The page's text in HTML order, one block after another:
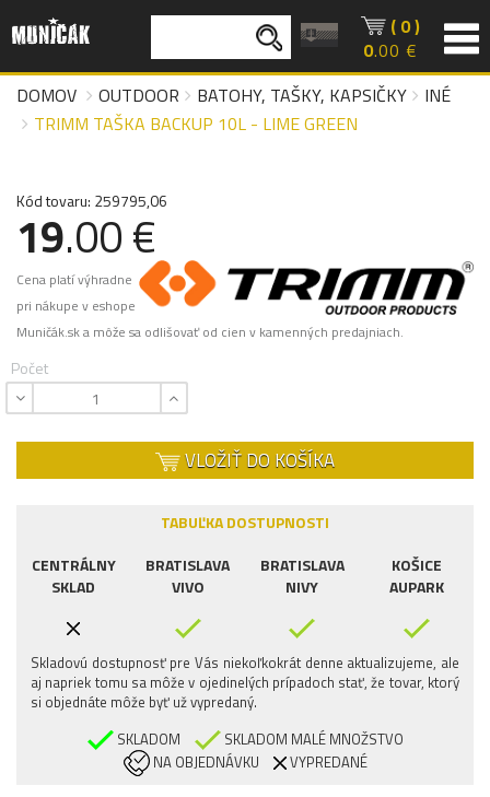
( 0 )
0.00 €
DOMOV
OUTDOOR BATOHY, TAŠKY, KAPSIČKY
INÉ
TRIMM TAŠKA BACKUP 10L - LIME GREEN
Kód tovaru: 259795,06
19.00 €
Cena platí výhradne
pri nákupe v eshope
Muničák.sk a môže sa odlišovať od cien v kamenných predajniach.
Počet
VLOŽIŤ DO KOŠÍKA
TABUĽKA DOSTUPNOSTI
CENTRÁLNY
SKLAD
BRATISLAVA
VIVO
BRATISLAVA
NIVY
KOŠICE
AUPARK
Skladovú dostupnosť pre Vás niekoľkokrát denne aktualizujeme, ale
aj napriek tomu sa môže v ojedinelých prípadoch stať, že tovar, ktorý
si objednáte môže byť už vypredaný.
SKLADOM
SKLADOM MALÉ MNOŽSTVO
NA OBJEDNÁVKU
VYPREDANÉ